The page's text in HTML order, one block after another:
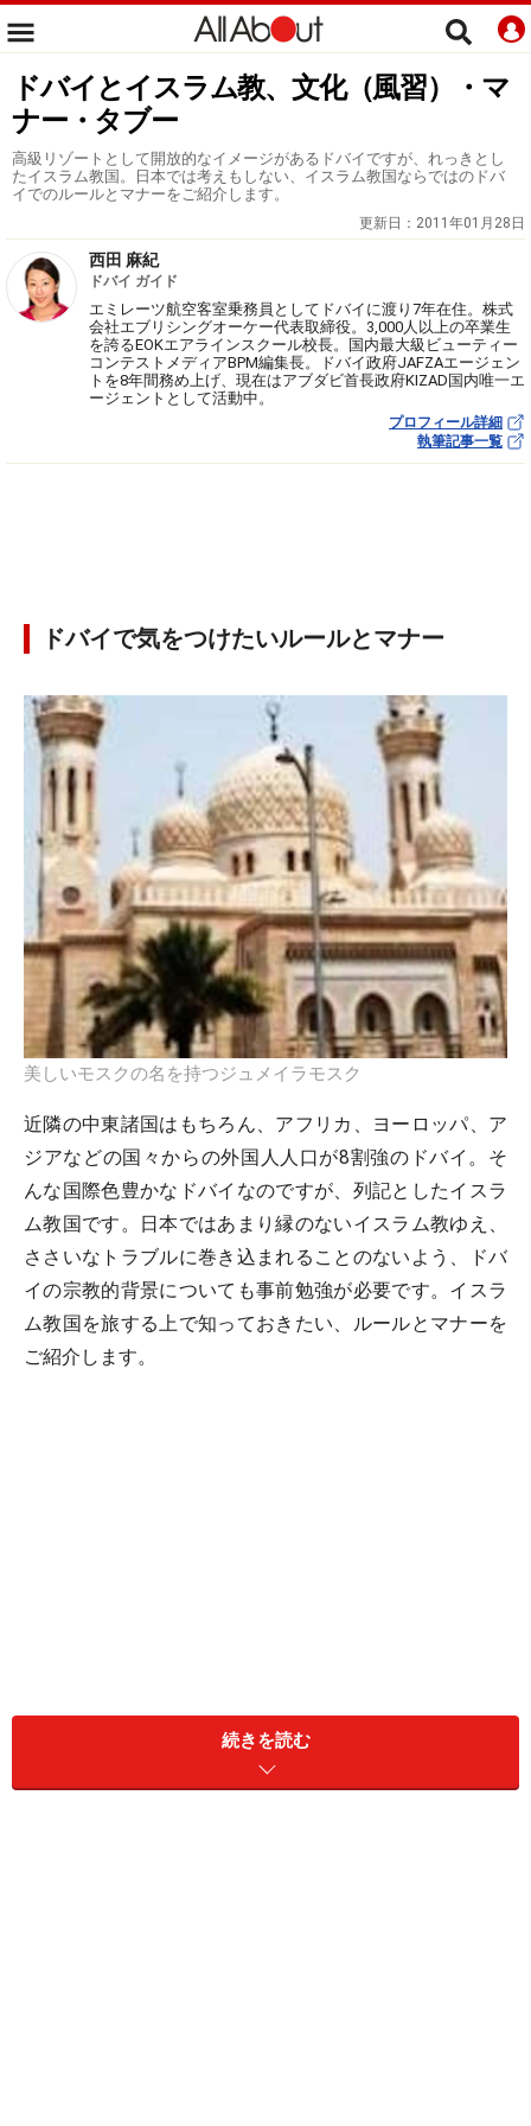
ドバイとイスラム教、文化（風習）・マ
ナー・タブー
高級リゾートとして開放的なイメージがあるドバイですが、れっきとし
たイスラム教国。日本では考えもしない、イスラム教国ならではのドバ
イでのルールとマナーをご紹介します。
更新日： 2011年01月28日
西田 麻紀
ドバイ ガイド
エミレーツ航空客室乗務員としてドバイに渡り7年在住。株式
会社エブリシングオーケー代表取締役。3,000人以上の卒業生
を誇るEOKエアラインスクール校長。国内最大級ビューティー
コンテストメディアBPM編集長。ドバイ政府JAFZAエージェン
トを8年間務め上げ、現在はアブダビ首長政府KIZAD国内唯一エ
ージェントとして活動中。
プロフィール詳細
執筆記事一覧
ドバイで気をつけたいルールとマナー
美しいモスクの名を持つジュメイラモスク
近隣の中東諸国はもちろん、アフリカ、ヨーロッパ、ア
ジアなどの国々からの外国人人口が8割強のドバイ。そ
んな国際色豊かなドバイなのですが、列記としたイスラ
ム教国です。日本ではあまり縁のないイスラム教ゆえ、
ささいなトラブルに巻き込まれることのないよう、ドバ
イの宗教的背景についても事前勉強が必要です。イスラ
ム教国を旅する上で知っておきたい、ルールとマナーを
ご紹介します。
続きを読む